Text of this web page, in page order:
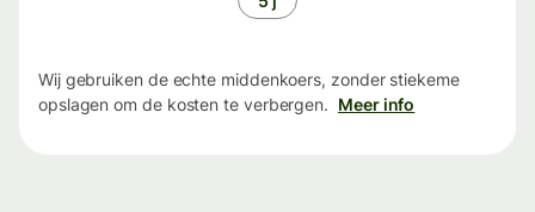
Wij gebruiken de echte middenkoers, zonder stiekeme
opslagen om de kosten te verbergen. Meer info